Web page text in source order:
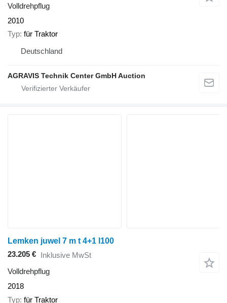
Volldrehpflug
2010
Typ für Traktor
Deutschland
AGRAVIS Technik Center GmbH Auction
Lemken juwel 7 m t 4+1 l100
23.205 € Inklusive MwSt
Volldrehpflug
2018
Typ für Traktor